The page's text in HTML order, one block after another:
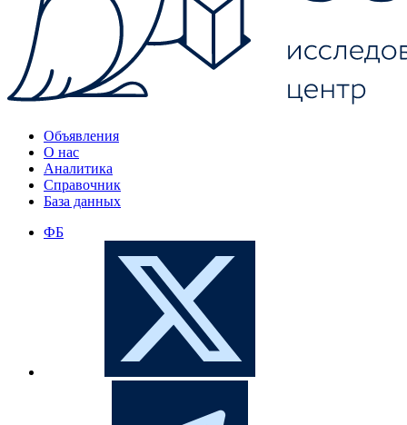
Объявления
О нас
Аналитика
Справочник
База данных
ФБ